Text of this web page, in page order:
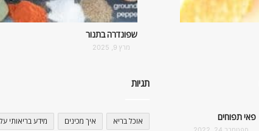
שפונדרה בתנור
מרץ 9, 2025
פאי תפוחים
תגיות
אוכל בריא איך מכינים מידע בריאותי